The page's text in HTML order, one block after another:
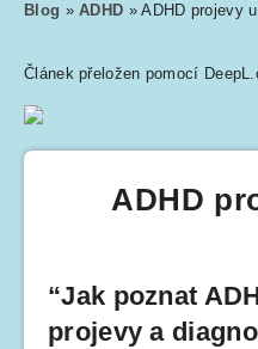
Blog »ADHD »ADHD projevy
Článek přeložen pomocí
ADHD
“Jak poznat
projevy a